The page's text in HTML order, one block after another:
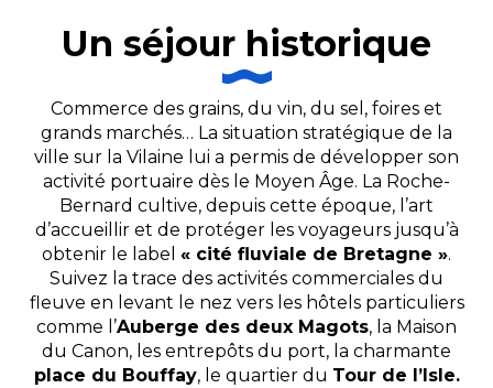
Un séjour historique
Commerce des grains, du vin, du sel, foires et
grands marchés… La situation stratégique de la
ville sur la Vilaine lui a permis de développer son
activité portuaire dès le Moyen Âge. La Roche-
Bernard cultive, depuis cette époque, l’art
d’accueillir et de protéger les voyageurs jusqu’à
obtenir le label « cité fluviale de Bretagne ».
Suivez la trace des activités commerciales du
fleuve en levant le nez vers les hôtels particuliers
comme l’Auberge des deux Magots, la Maison
du Canon, les entrepôts du port, la charmante
place du Bouffay, le quartier du Tour de l’Isle.